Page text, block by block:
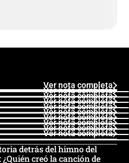
Ver nota completa
Ver nota completa
Ver nota completa
Ver nota completa
Ver nota completa
Ver nota completa
Ver nota completa
Ver nota completa
Ver nota completa
Ver nota completa
detrás del himno del
¿Quién creó la canción de